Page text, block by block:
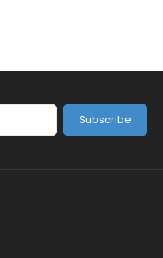
Subscribe